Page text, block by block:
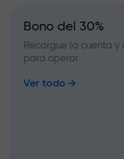
Bono del 30%
Recargue la cuenta y
para operar
Ver todo